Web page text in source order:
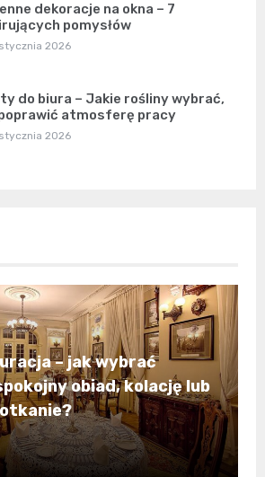
dekoracje na okna – 7
pomysłów
2026
do biura – Jakie rośliny wybrać,
atmosferę pracy
2026
– jak wybrać
obiad, kolację lub